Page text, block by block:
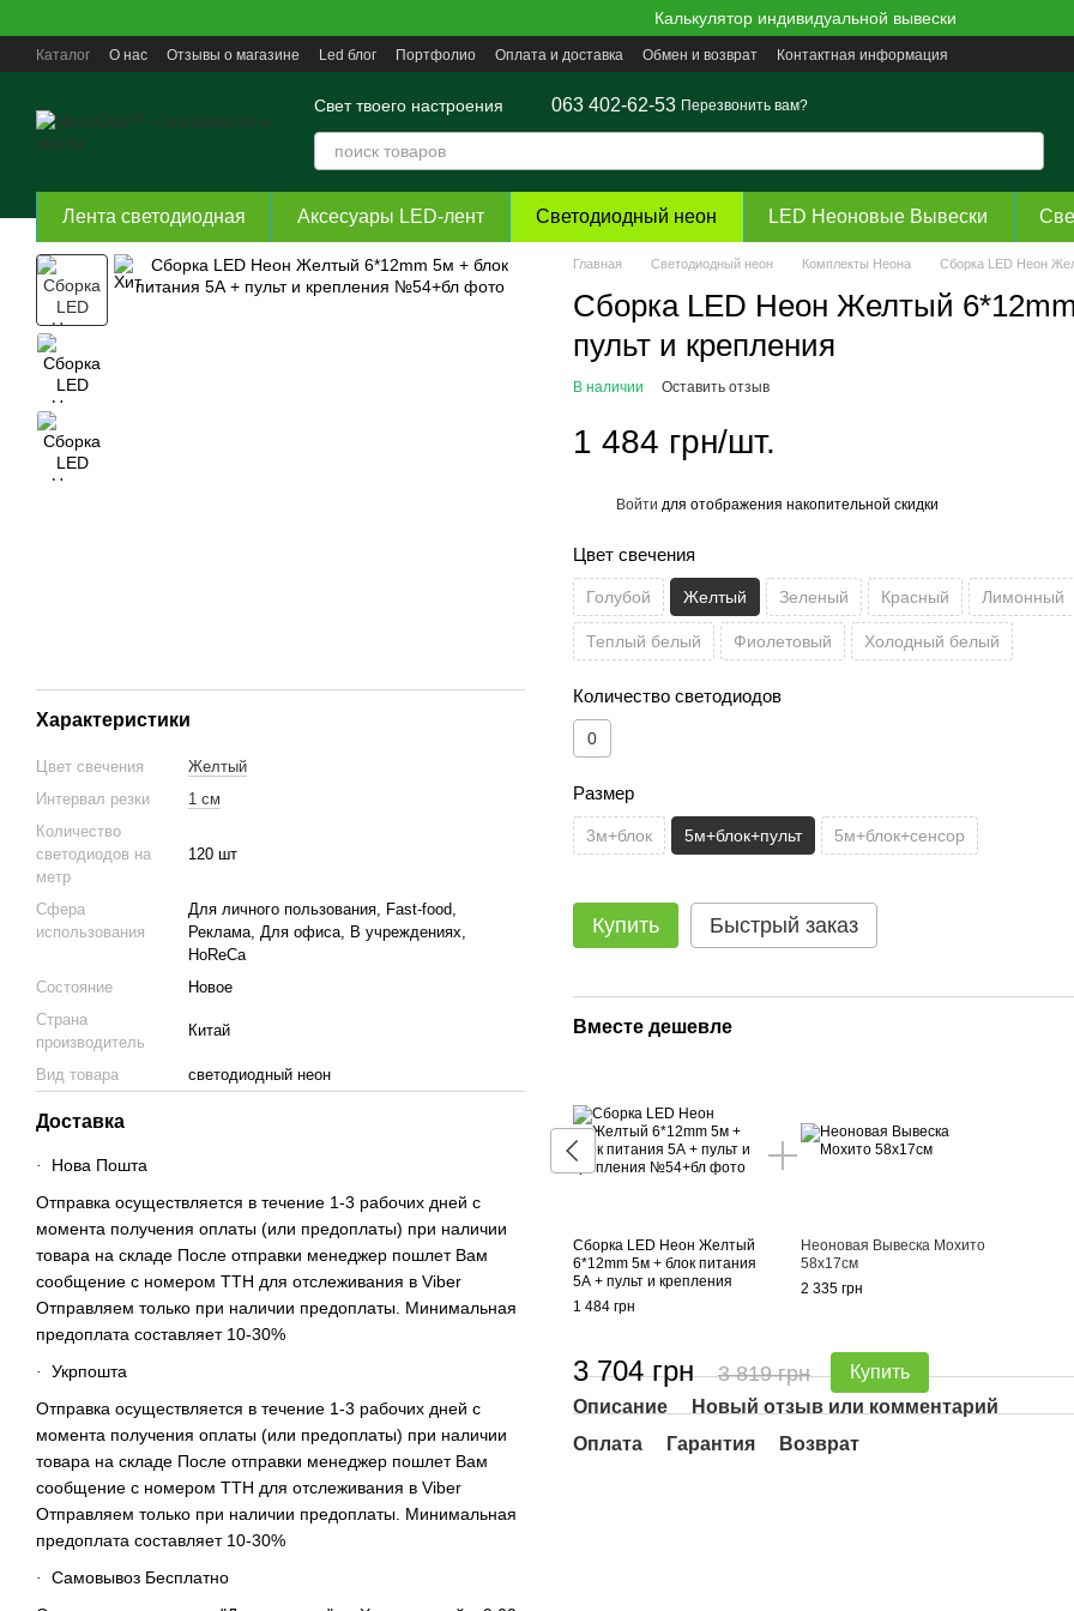
Калькулятор индивидуальной вывески
Каталог О нас Отзывы о магазине Led блог Портфолио Оплата и доставка Обмен и возврат
Контактная информация
Свет твоего настроения 063 402-62-53 Перезвонить вам?
Лента светодиодная Аксесуары LED-лент Светодиодный неон LED Неоновые Вывески
Характеристики
Цвет свечения
Желтый
Интервал резки
1 см
Количество
светодиодов на
метр
120 шт
Сфера
использования
Для личного пользования, Fast-food,
Реклама, Для офиса, В учреждениях,
HoReCa
Состояние
Новое
Страна
производитель
Китай
Вид товара светодиодный неон
Доставка
·
Нова Пошта
Отправка осуществляется в течение 1-3 рабочих дней с
момента получения оплаты (или предоплаты) при наличии
товара на складе После отправки менеджер пошлет Вам
сообщение с номером ТТН для отслеживания в Viber
Отправляем только при наличии предоплаты. Минимальная
предоплата составляет 10-30%
·
Укрпошта
Отправка осуществляется в течение 1-3 рабочих дней с
момента получения оплаты (или предоплаты) при наличии
товара на складе После отправки менеджер пошлет Вам
сообщение с номером ТТН для отслеживания в Viber
Отправляем только при наличии предоплаты. Минимальная
предоплата составляет 10-30%
·
Самовывоз Бесплатно
Главная Светодиодный неон Комплекты Неона Сборка LED Неон
Сборка LED Неон Желтый
пульт и крепления
В наличии Оставить отзыв
1 484 грн/шт.
Войти для отображения накопительной скидки
Цвет свечения
Голубой Желтый Зеленый Красный Лимонный
Теплый белый Фиолетовый Холодный белый
Количество светодиодов
0
Размер
3м+блок 5м+блок+пульт 5м+блок+сенсор
Купить Быстрый заказ
Вместе дешевле
Сборка LED Неон Желтый
6*12mm 5м + блок питания
5А + пульт и крепления
1 484 грн
Неоновая Вывеска Мохито
58х17см
2 335 грн
3 704 грн 3 819 грн Купить
Описание
Новый отзыв или комментарий
Оплата
Гарантия Возврат